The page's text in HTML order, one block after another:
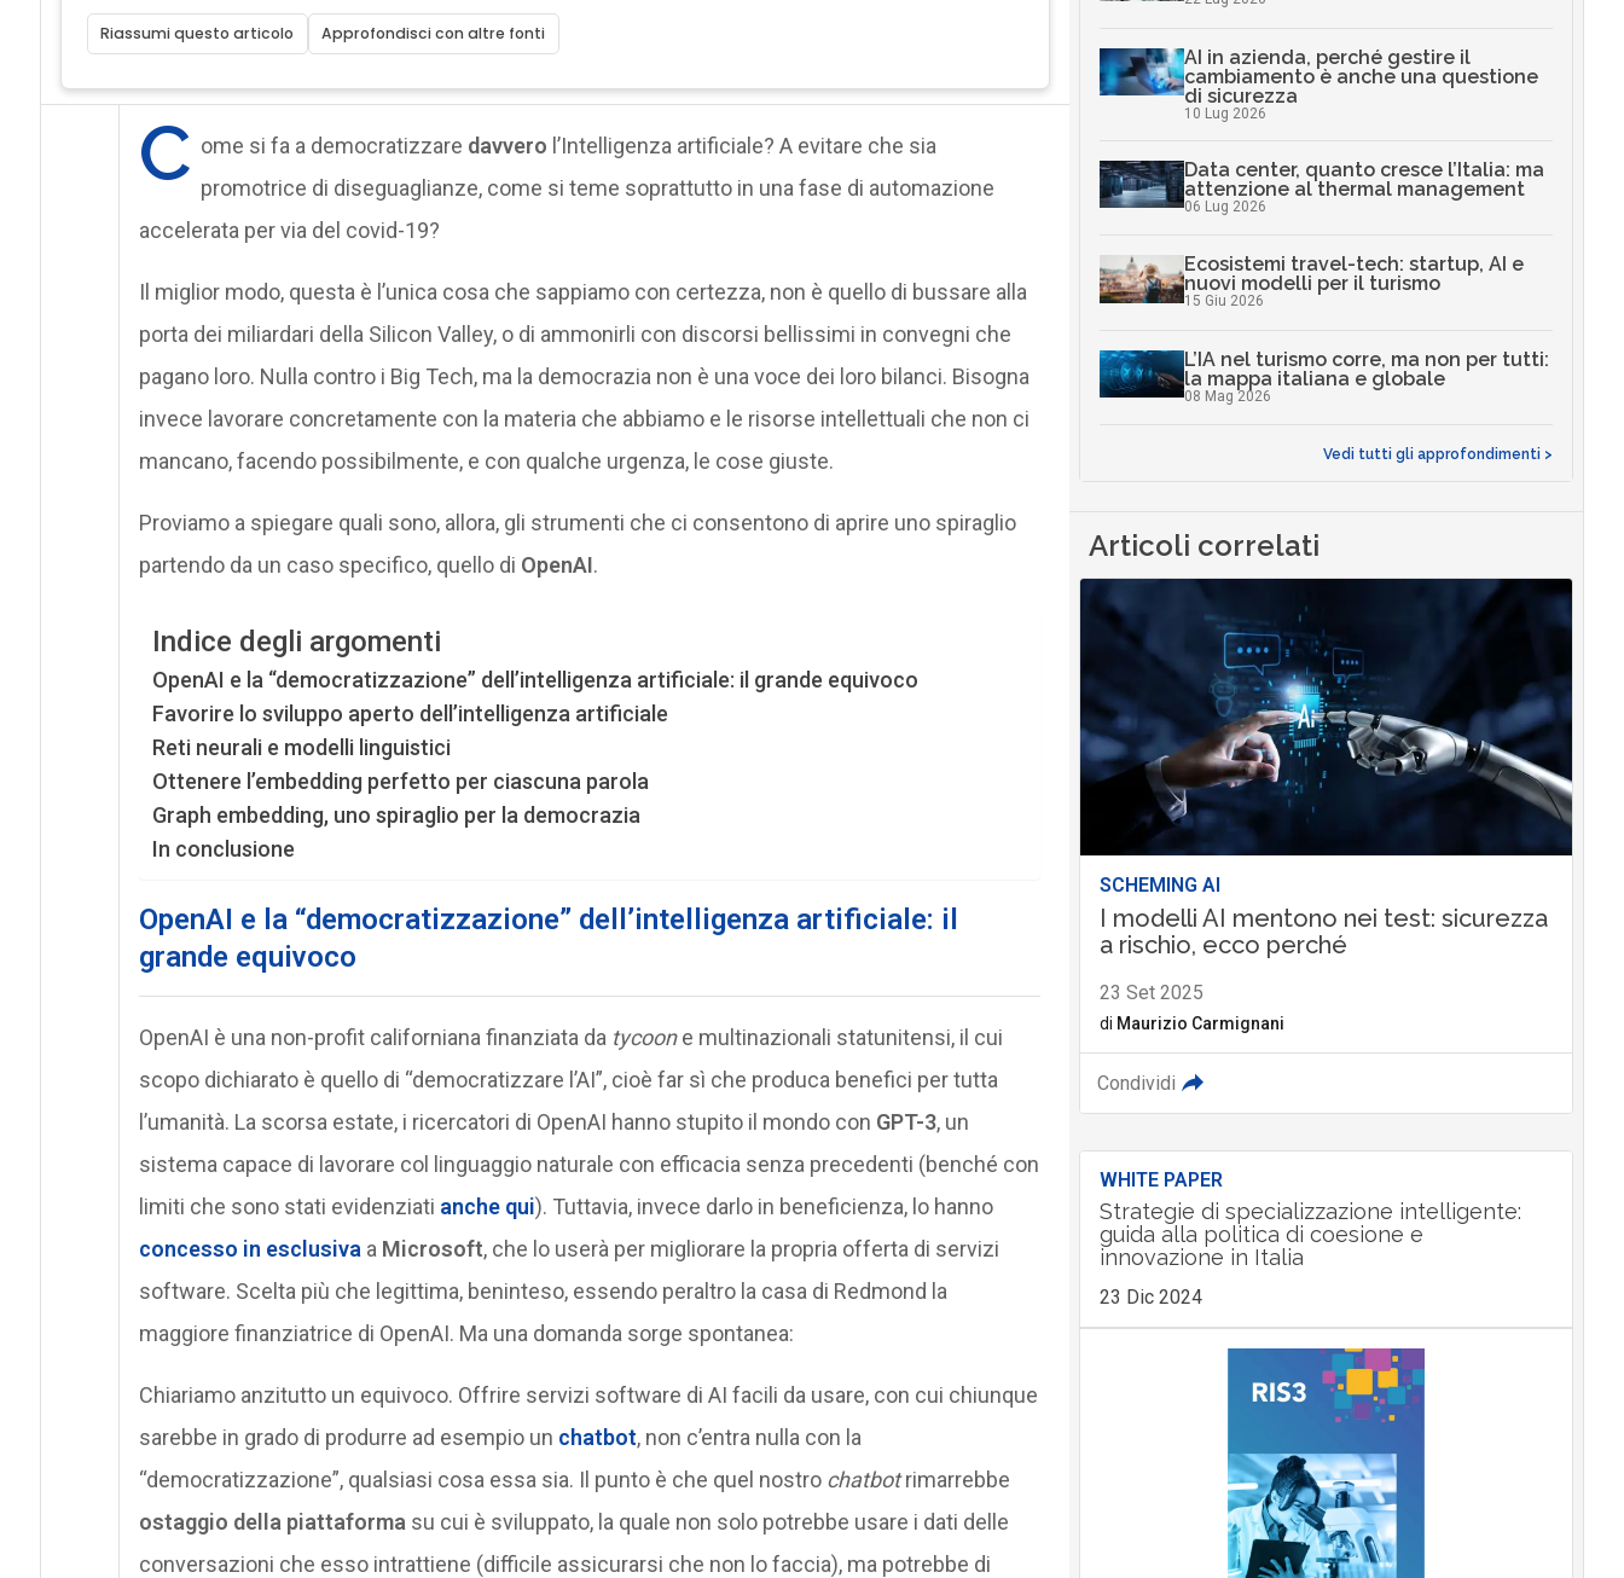
Riassumi questo articolo Approfondisci con altre fonti
C ome si fa a democratizzare davvero l’Intelligenza artificiale? A evitare che sia
promotrice di diseguaglianze, come si teme soprattutto in una fase di automazione
accelerata per via del covid-19?
Il miglior modo, questa è l’unica cosa che sappiamo con certezza, non è quello di bussare alla
porta dei miliardari della Silicon Valley, o di ammonirli con discorsi bellissimi in convegni che
pagano loro. Nulla contro i Big Tech, ma la democrazia non è una voce dei loro bilanci. Bisogna
invece lavorare concretamente con la materia che abbiamo e le risorse intellettuali che non ci
mancano, facendo possibilmente, e con qualche urgenza, le cose giuste.
Proviamo a spiegare quali sono, allora, gli strumenti che ci consentono di aprire uno spiraglio
partendo da un caso specifico, quello di OpenAI.
Indice degli argomenti
OpenAI e la “democratizzazione” dell’intelligenza artificiale: il grande equivoco
Favorire lo sviluppo aperto dell’intelligenza artificiale
Reti neurali e modelli linguistici
Ottenere l’embedding perfetto per ciascuna parola
Graph embedding, uno spiraglio per la democrazia
In conclusione
OpenAI e la “democratizzazione” dell’intelligenza artificiale: il
grande equivoco
OpenAI è una non-profit californiana finanziata da tycoone multinazionali statunitensi, il cui
scopo dichiarato è quello di “democratizzare l’AI”, cioè far sì che produca benefici per tutta
l’umanità. La scorsa estate, i ricercatori di OpenAI hanno stupito il mondo con GPT-3, un
sistema capace di lavorare col linguaggio naturale con efficacia senza precedenti (benché con
limiti che sono stati evidenziati anche qui). Tuttavia, invece darlo in beneficienza, lo hanno
concesso in esclusiva a Microsoft, che lo userà per migliorare la propria offerta di servizi
software. Scelta più che legittima, beninteso, essendo peraltro la casa di Redmond la
maggiore finanziatrice di OpenAI. Ma una domanda sorge spontanea:
Chiariamo anzitutto un equivoco. Offrire servizi software di AI facili da usare, con cui chiunque
sarebbe in grado di produrre ad esempio un chatbot, non c’entra nulla con la
“democratizzazione”, qualsiasi cosa essa sia. Il punto è che quel nostro chatbotrimarrebbe
ostaggio della piattaforma su cui è sviluppato, la quale non solo potrebbe usare i dati delle
conversazioni che esso intrattiene (difficile assicurarsi che non lo faccia), ma potrebbe di
AI in azienda, perché gestire il
cambiamento è anche una questione
di sicurezza
10 Lug 2026
Data center, quanto cresce l’Italia: ma
attenzione al thermal management
06 Lug 2026
Ecosistemi travel-tech: startup, AI e
nuovi modelli per il turismo
15 Giu 2026
L’IA nel turismo corre, ma non per tutti:
la mappa italiana e globale
08 Mag 2026
Vedi tutti gli approfondimenti >
Articoli correlati
SCHEMING AI
I modelli AI mentono nei test: sicurezza
a rischio, ecco perché
23 Set 2025
di Maurizio Carmignani
Condividi
WHITE PAPER
Strategie di specializzazione intelligente:
guida alla politica di coesione e
innovazione in Italia
23 Dic 2024